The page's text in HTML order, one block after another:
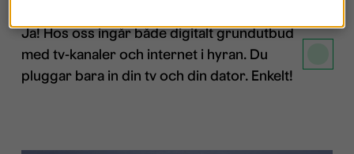
Ja! Hos oss ingår både digitalt grundutbud
med tv-kanaler och internet i hyran. Du
pluggar bara in din tv och din dator. Enkelt!